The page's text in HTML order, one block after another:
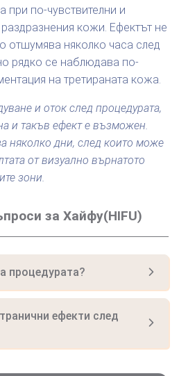
при по-чувствителни и
кожи. Ефектът не
отшумява няколко часа след
рядко се наблюдава по-
на третираната кожа.
и оток след процедурата,
и такъв ефект е възможен.
няколко дни, след които може
от визуално върнатото
зони.
за Хайфу(HIFU)
процедурата?
ефекти след